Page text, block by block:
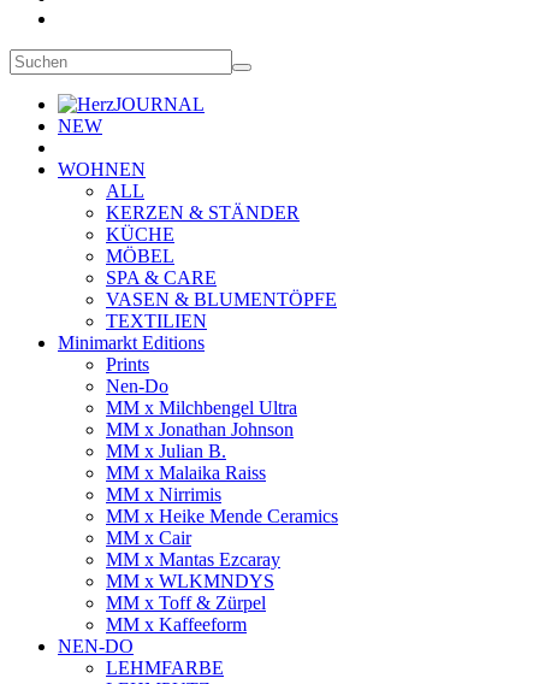
JOURNAL
NEW
WOHNEN
ALL
KERZEN & STÄNDER
KÜCHE
MÖBEL
SPA & CARE
VASEN & BLUMENTÖPFE
TEXTILIEN
Minimarkt Editions
Prints
Nen-Do
MM x Milchbengel Ultra
MM x Jonathan Johnson
MM x Julian B.
MM x Malaika Raiss
MM x Nirrimis
MM x Heike Mende Ceramics
MM x Cair
MM x Mantas Ezcaray
MM x WLKMNDYS
MM x Toff & Zürpel
MM x Kaffeeform
NEN-DO
LEHMFARBE